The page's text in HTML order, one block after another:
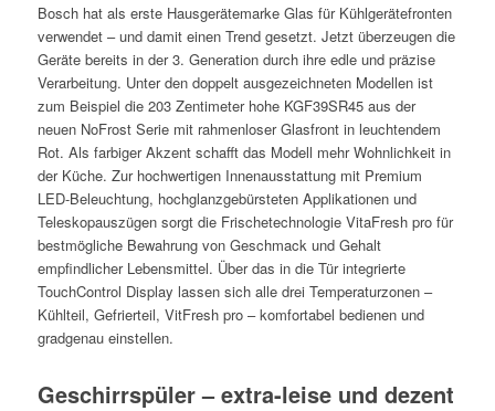
Bosch hat als erste Hausgerätemarke Glas für Kühlgerätefronten
verwendet – und damit einen Trend gesetzt. Jetzt überzeugen die
Geräte bereits in der 3. Generation durch ihre edle und präzise
Verarbeitung. Unter den doppelt ausgezeichneten Modellen ist
zum Beispiel die 203 Zentimeter hohe KGF39SR45 aus der
neuen NoFrost Serie mit rahmenloser Glasfront in leuchtendem
Rot. Als farbiger Akzent schafft das Modell mehr Wohnlichkeit in
der Küche. Zur hochwertigen Innenausstattung mit Premium
LED-Beleuchtung, hochglanzgebürsteten Applikationen und
Teleskopauszügen sorgt die Frischetechnologie VitaFresh pro für
bestmögliche Bewahrung von Geschmack und Gehalt
empfindlicher Lebensmittel. Über das in die Tür integrierte
TouchControl Display lassen sich alle drei Temperaturzonen –
Kühlteil, Gefrierteil, VitFresh pro – komfortabel bedienen und
gradgenau einstellen.
Geschirrspüler – extra-leise und dezent